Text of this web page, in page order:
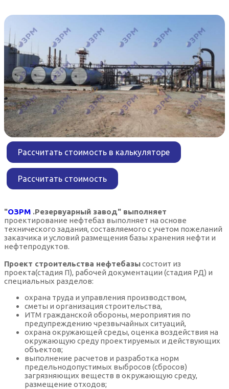
Рассчитать стоимость в калькуляторе
Рассчитать стоимость
"ОЗРМ .Резервуарный завод" выполняет
проектирование нефтебаз выполняет на основе
технического задания, составляемого с учетом пожеланий
заказчика и условий размещения базы хранения нефти и
нефтепродуктов.
Проект строительства нефтебазысостоит из
проекта(стадия П), рабочей документации (стадия РД) и
специальных разделов:
охрана труда и управления производством,
сметы и организация строительства,
ИТМ гражданской обороны, мероприятия по
предупреждению чрезвычайных ситуаций,
охрана окружающей среды, оценка воздействия на
окружающую среду проектируемых и действующих
объектов;
выполнение расчетов и разработка норм
предельнодопустимых выбросов (сбросов)
загрязняющих веществ в окружающую среду,
размещение отходов;